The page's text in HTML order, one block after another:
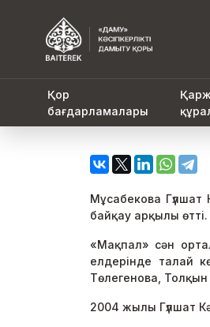
Қор
бағдарламалары
Мұсабекова
байқау арқылы өтті.
«Мақпал» сән
елдерінде талай
Төлегенова, Толқын
2004 жылы Гүлшат